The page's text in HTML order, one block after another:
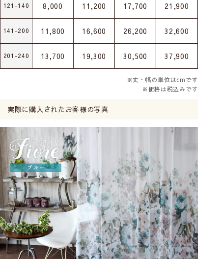
121-140 8,000 11,200 17,700 21,900
141-200 11,800 16,600 26,200 32,600
201-240 13,700 19,300 30,500 37,900
※丈・幅の単位はcmです
※価格は税込みです
実際に購入されたお客様の写真